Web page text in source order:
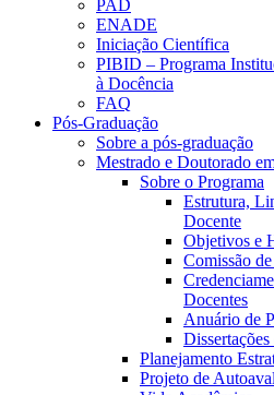
PAD
ENADE
Iniciação Científica
PIBID – Programa
à Docência
FAQ
Pós-Graduação
Sobre a pós-graduação
Mestrado e Doutorado
Sobre o Programa
Estrutura,
Docente
Objetivos e
Comissão
Docentes
Anuário de
Planejamento
Projeto de